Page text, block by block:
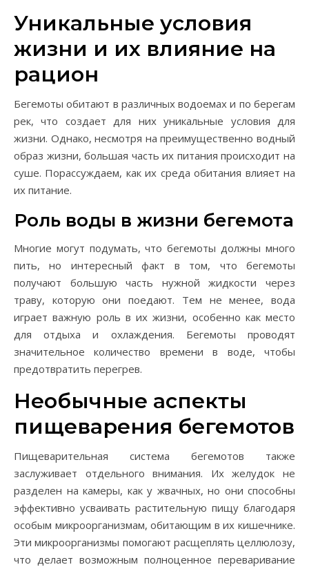
Уникальные условия
жизни и их влияние на
рацион
Бегемоты обитают в различных водоемах и по берегам
рек, что создает для них уникальные условия для
жизни. Однако, несмотря на преимущественно водный
образ жизни, большая часть их питания происходит на
суше. Порассуждаем, как их среда обитания влияет на
их питание.
Роль воды в жизни бегемота
Многие могут подумать, что бегемоты должны много
пить, но интересный факт в том, что бегемоты
получают большую часть нужной жидкости через
траву, которую они поедают. Тем не менее, вода
играет важную роль в их жизни, особенно как место
для отдыха и охлаждения. Бегемоты проводят
значительное количество времени в воде, чтобы
предотвратить перегрев.
Необычные аспекты
пищеварения бегемотов
Пищеварительная система бегемотов также
заслуживает отдельного внимания. Их желудок не
разделен на камеры, как у жвачных, но они способны
эффективно усваивать растительную пищу благодаря
особым микроорганизмам, обитающим в их кишечнике.
Эти микроорганизмы помогают расщеплять целлюлозу,
что делает возможным полноценное переваривание